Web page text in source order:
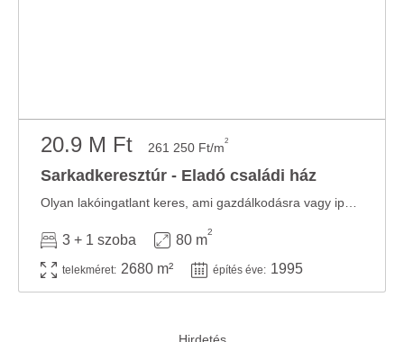
20.9 M Ft 261 250 Ft/m2
Sarkadkeresztúr - Eladó családi ház
3 + 1 szoba 80 m
2
telekméret: 2680 m² építés éve: 1995